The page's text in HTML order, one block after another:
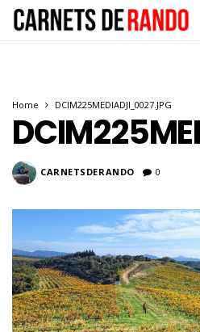
Home DCIM225MEDIADJI_0027.JPG
CARNETSDERANDO 0